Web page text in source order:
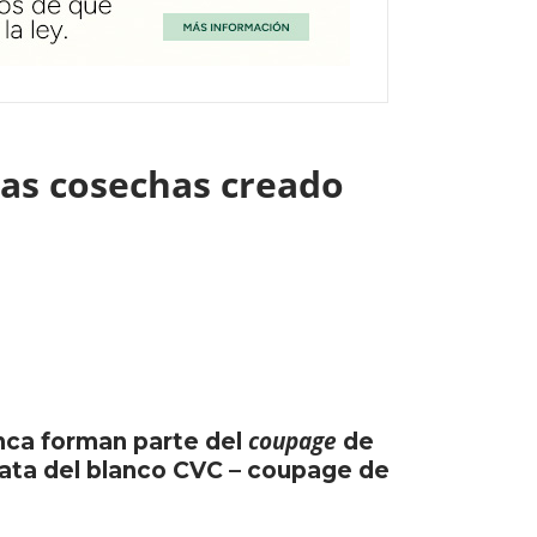
cosechas creado
forman parte del coupage de
del blanco CVC – coupage de